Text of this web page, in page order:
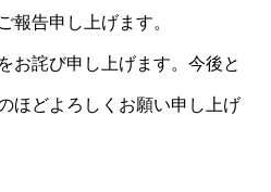
報告申し上げます。
お詫び申し上げます。今後と
ほどよろしくお願い申し上げ